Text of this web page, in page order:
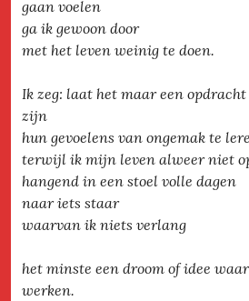
gaan voelen
ga ik gewoon door
met het leven weinig te doen.
Ik zeg: laat het maar een
zijn
hun gevoelens van ongemak te
terwijl ik mijn leven alweer niet
hangend in een stoel volle dagen
naar iets staar
waarvan ik niets verlang
het minste een droom of idee
werken.